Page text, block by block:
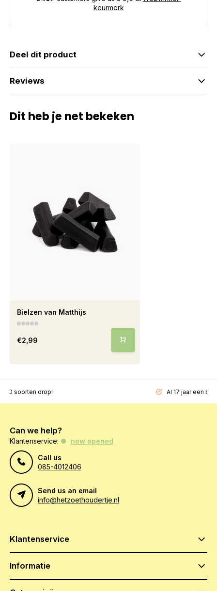
keurmerk
Deel dit product
Reviews
Dit heb je net bekeken
Bielzen van Matthijs
€2,99
soorten drop! Al 17 jaar een
Can we help?
Klantenservice:
now opened
Call us
085-4012406
Send us an email
info@hetzoethoudertje.nl
Klantenservice
Informatie